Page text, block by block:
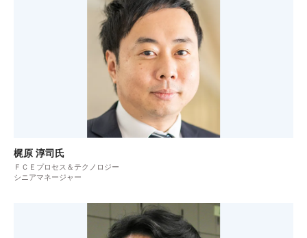
梶原 淳司氏
ＦＣＥプロセス＆テクノロジー
シニアマネージャー